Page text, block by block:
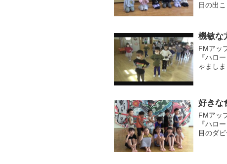
日の出
機敏な
FMアッ
『ハロ
ゃまし
好きな
FMアッ
『ハロ
目のダ